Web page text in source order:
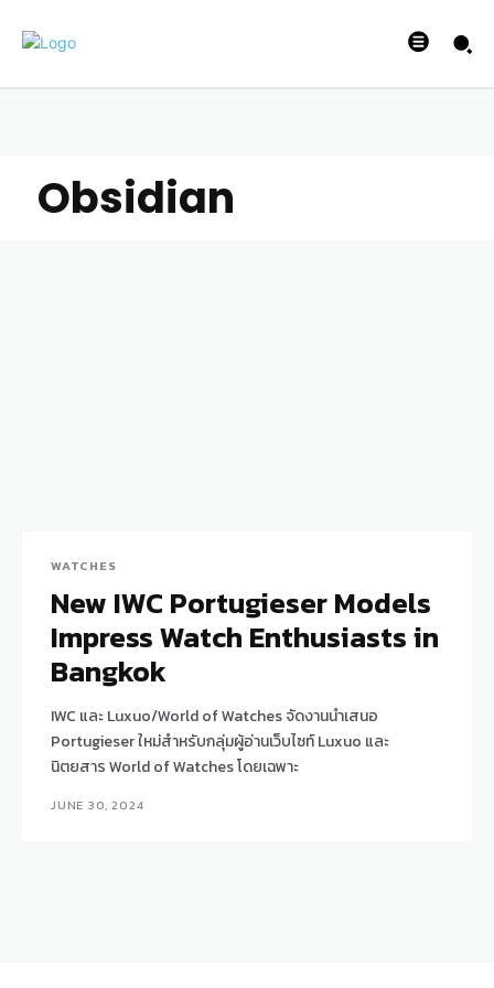
Obsidian
WATCHES
New IWC Portugieser Models
Impress Watch Enthusiasts in
Bangkok
IWC และ Luxuo/World of Watches จัดงานนำเสนอ
Portugieser ใหม่สำหรับกลุ่มผู้อ่านเว็บไซท์ Luxuo และ
นิตยสาร World of Watches โดยเฉพาะ
JUNE 30, 2024